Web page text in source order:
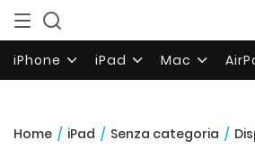
iPhone iPad Mac
Home / iPad / Senza categoria /